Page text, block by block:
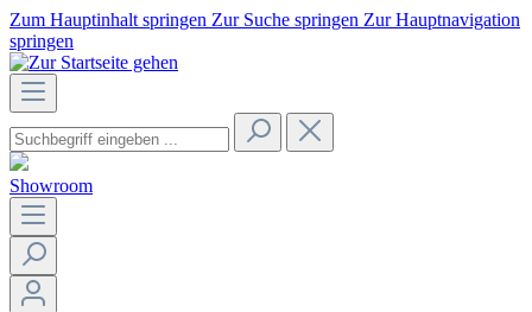
Zum Hauptinhalt springen Zur Suche springen Zur Hauptnavigation
springen
Showroom